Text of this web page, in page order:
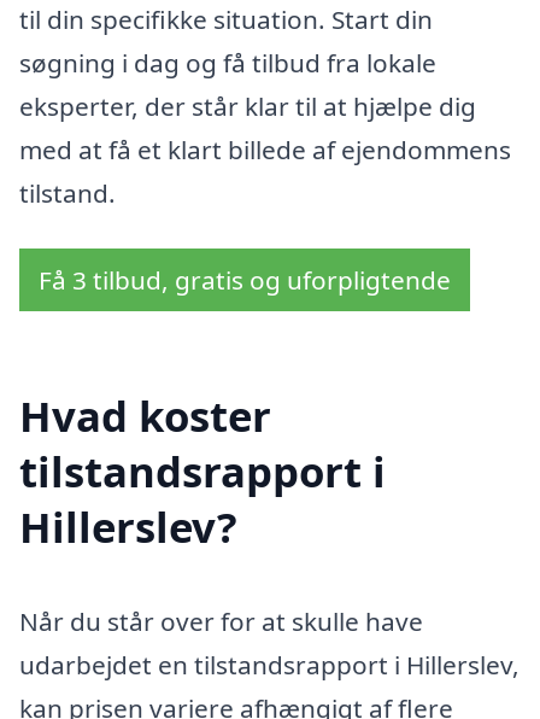
til din specifikke situation. Start din
søgning i dag og få tilbud fra lokale
eksperter, der står klar til at hjælpe dig
med at få et klart billede af ejendommens
tilstand.
Få 3 tilbud, gratis og uforpligtende
Hvad koster
tilstandsrapport i
Hillerslev?
Når du står over for at skulle have
udarbejdet en tilstandsrapport i Hillerslev,
kan prisen variere afhængigt af flere